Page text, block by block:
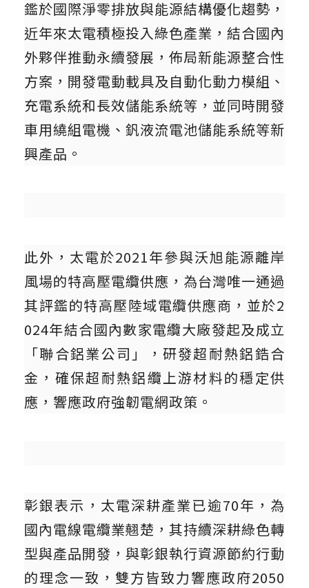
鑑於國際淨零排放與能源結構優化趨勢，
近年來太電積極投入綠色產業，結合國內
外夥伴推動永續發展，佈局新能源整合性
方案，開發電動載具及自動化動力模組、
充電系統和長效儲能系統等，並同時開發
車用繞組電機、釩液流電池儲能系統等新
興產品。
此外，太電於2021年參與沃旭能源離岸
風場的特高壓電纜供應，為台灣唯一通過
其評鑑的特高壓陸域電纜供應商，並於2
024年結合國內數家電纜大廠發起及成立
「聯合鋁業公司」，研發超耐熱鋁鋯合
金，確保超耐熱鋁纜上游材料的穩定供
應，響應政府強韌電網政策。
彰銀表示，太電深耕產業已逾70年，為
國內電線電纜業翹楚，其持續深耕綠色轉
型與產品開發，與彰銀執行資源節約行動
的理念一致，雙方皆致力響應政府2050